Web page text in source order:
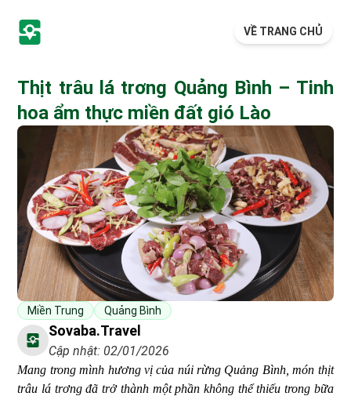
VỀ TRANG CHỦ
Thịt trâu lá trơng Quảng Bình – Tinh
hoa ẩm thực miền đất gió Lào
Miền Trung Quảng Bình
Sovaba.travel
Cập nhật: 02/01/2026
Mang trong mình hương vị của núi rừng Quảng Bình, món thịt
trâu lá trơng đã trở thành một phần không thể thiếu trong bữa